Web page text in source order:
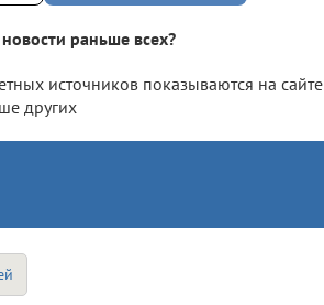
раньше всех?
источников показываются на сайте
других